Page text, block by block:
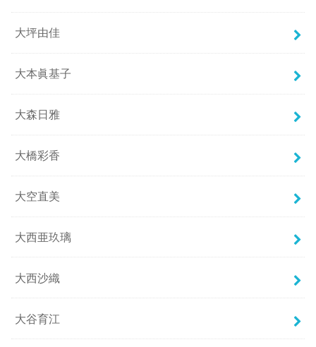
大坪由佳
大本眞基子
大森日雅
大橋彩香
大空直美
大西亜玖璃
大西沙織
大谷育江